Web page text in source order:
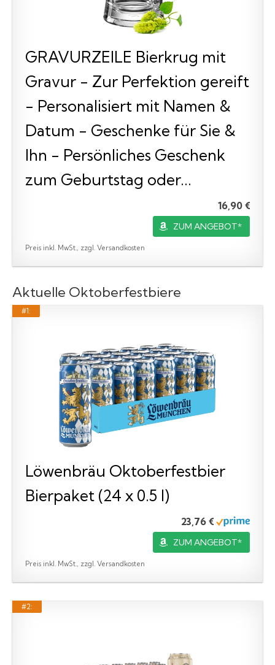
GRAVURZEILE Bierkrug mit
Gravur - Zur Perfektion gereift
- Personalisiert mit Namen &
Datum - Geschenke für Sie &
Ihn - Persönliches Geschenk
zum Geburtstag oder...
16,90 €
ZUM ANGEBOT*
Preis inkl. MwSt., zzgl. Versandkosten
Aktuelle Oktoberfestbiere
#1:
Löwenbräu Oktoberfestbier
Bierpaket (24 x 0.5 l)
23,76 €
ZUM ANGEBOT*
Preis inkl. MwSt., zzgl. Versandkosten
#2: